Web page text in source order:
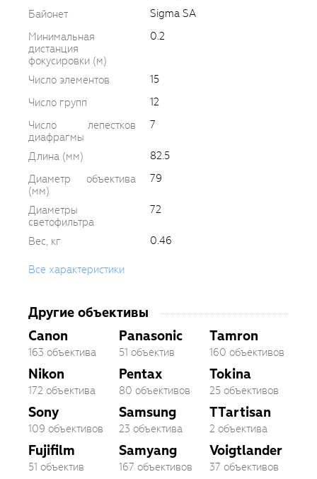
Байонет
Sigma SA
Минимальная
дистанция
фокусировки (м)
0.2
Число элементов
15
Число групп
12
Число лепестков
диафрагмы
7
Длина (мм)
82.5
Диаметр объектива
(мм)
79
Диаметры
светофильтра
72
Вес, кг 0.46
Все характеристики
Другие объективы
Canon
163 объектива
Nikon
172 объектива
Sony
109 объективов
Fujifilm
51 объектив
Panasonic
51 объектив
Pentax
80 объективов
Samsung
23 объектива
Samyang
167 объективов
Tamron
160 объективов
Tokina
25 объективов
TTartisan
2 объектива
Voigtlander
37 объективов